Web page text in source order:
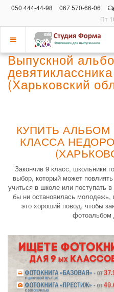
050 444-44-98 067 570-66-06
Пт
Показать
меню
Выпускной
(Харьковский
КУПИТЬ
КЛАССА
Закончив 9 класс, школьники
выбор, который может
учиться в школе или поступать
бы ни остановилась молодежь,
это хороший повод, чтобы
фотоальбом